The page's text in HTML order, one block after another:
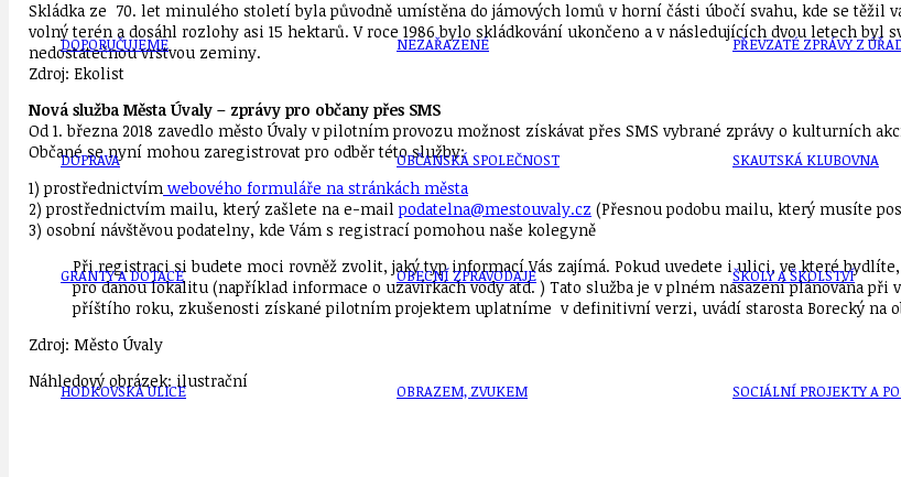
DOPORUČUJEME
DOPRAVA
GRANTY A DOTACE
HODKOVSKÁ ULICE
NEZAŘAZENÉ
OBČANSKÁ SPOLEČNOST
OBECNÍ ZPRAVODAJE
OBRAZEM, ZVUKEM
PŘEVZATÉ ZPRÁVY Z
SKAUTSKÁ KLUBOVNA
ŠKOLY A ŠKOLSTVÍ
SOCIÁLNÍ PROJEKTY A
Skládka ze 70. let minulého století byla původně umístěna do jámových lomů v horní části úbočí svahu, kde se těžil
volný terén a dosáhl rozlohy asi 15 hektarů. V roce 1986 bylo skládkování ukončeno a v následujících dvou letech
nedostatečnou vrstvou zeminy.
Zdroj: Ekolist
Nová služba Města Úvaly – zprávy pro občany přes SMS
Od 1. března 2018 zavedlo město Úvaly v pilotním provozu možnost získávat přes SMS vybrané zprávy o kulturních
Občané se nyní mohou zaregistrovat pro odběr této služby:
1) prostřednictvím webového formuláře na stránkách města
2) prostřednictvím mailu, který zašlete na e-mailpodatelna@mestouvaly.cz (Přesnou podobu mailu, který musíte
3) osobní návštěvou podatelny, kde Vám s registrací pomohou naše kolegyně
Při registraci si budete moci rovněž zvolit, jaký typ informací Vás zajímá. Pokud uvedete i ulici, ve které
pro danou lokalitu (například informace o uzavírkách vody atd. ) Tato služba je v plném nasazení plánována
příštího roku, zkušenosti získané pilotním projektem uplatníme v definitivní verzi, uvádí starosta Borecký na
Zdroj: Město Úvaly
Náhledový obrázek: ilustrační